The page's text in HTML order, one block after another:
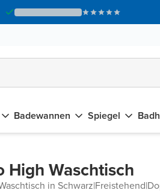
Badewannen Spiegel
High Waschtisch
in Schwarz|Freistehend|